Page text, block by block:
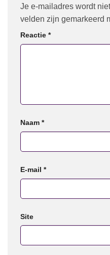
Je e-mailadres wordt
velden zijn gemarkeerd
Reactie *
Naam *
E-mail *
Site